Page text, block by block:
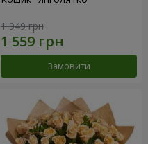
1 949 грн
Замовити